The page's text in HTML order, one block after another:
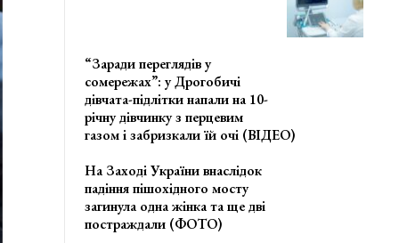
“Заради переглядів у
сомережах”: у Дрогобичі
дівчата-підлітки напали на 10-
річну дівчинку з перцевим
газом і забризкали їй очі (ВІДЕО)
На Заході України внаслідок
падіння пішохідного мосту
загинула одна жінка та ще дві
постраждали (ФОТО)